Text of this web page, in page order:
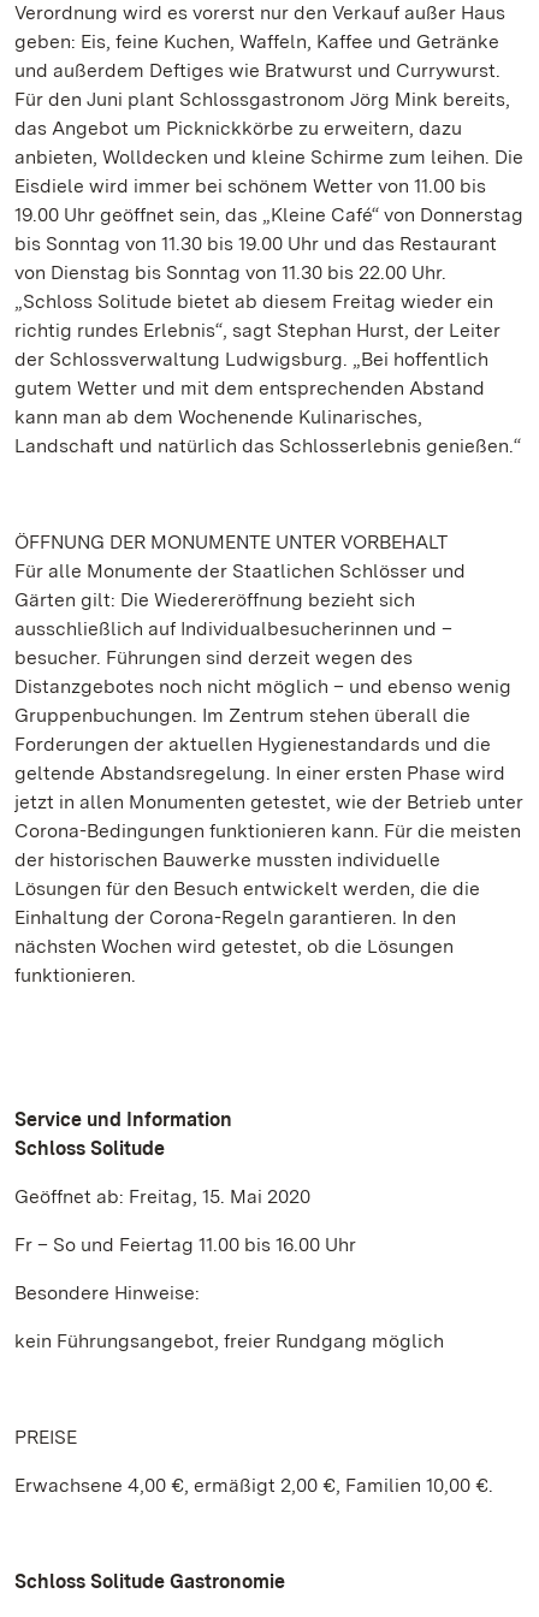
Verordnung wird es vorerst nur den Verkauf außer Haus
geben: Eis, feine Kuchen, Waffeln, Kaffee und Getränke
und außerdem Deftiges wie Bratwurst und Currywurst.
Für den Juni plant Schlossgastronom Jörg Mink bereits,
das Angebot um Picknickkörbe zu erweitern, dazu
anbieten, Wolldecken und kleine Schirme zum leihen. Die
Eisdiele wird immer bei schönem Wetter von 11.00 bis
19.00 Uhr geöffnet sein, das „Kleine Café“ von Donnerstag
bis Sonntag von 11.30 bis 19.00 Uhr und das Restaurant
von Dienstag bis Sonntag von 11.30 bis 22.00 Uhr.
„Schloss Solitude bietet ab diesem Freitag wieder ein
richtig rundes Erlebnis“, sagt Stephan Hurst, der Leiter
der Schlossverwaltung Ludwigsburg. „Bei hoffentlich
gutem Wetter und mit dem entsprechenden Abstand
kann man ab dem Wochenende Kulinarisches,
Landschaft und natürlich das Schlosserlebnis genießen.“
ÖFFNUNG DER MONUMENTE UNTER VORBEHALT
Für alle Monumente der Staatlichen Schlösser und
Gärten gilt: Die Wiedereröffnung bezieht sich
ausschließlich auf Individualbesucherinnen und –
besucher. Führungen sind derzeit wegen des
Distanzgebotes noch nicht möglich – und ebenso wenig
Gruppenbuchungen. Im Zentrum stehen überall die
Forderungen der aktuellen Hygienestandards und die
geltende Abstandsregelung. In einer ersten Phase wird
jetzt in allen Monumenten getestet, wie der Betrieb unter
Corona-Bedingungen funktionieren kann. Für die meisten
der historischen Bauwerke mussten individuelle
Lösungen für den Besuch entwickelt werden, die die
Einhaltung der Corona-Regeln garantieren. In den
nächsten Wochen wird getestet, ob die Lösungen
funktionieren.
Service und Information
Schloss Solitude
Geöffnet ab: Freitag, 15. Mai 2020
Fr – So und Feiertag 11.00 bis 16.00 Uhr
Besondere Hinweise:
kein Führungsangebot, freier Rundgang möglich
PREISE
Erwachsene 4,00 €, ermäßigt 2,00 €, Familien 10,00 €.
Schloss Solitude Gastronomie